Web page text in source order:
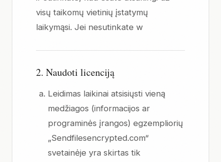
visų taikomų vietinių įstatymų
laikymąsi. Jei nesutinkate w
2. Naudoti licenciją
Leidimas laikinai atsisiųsti vieną
medžiagos (informacijos ar
programinės įrangos) egzempliorių
„Sendfilesencrypted.com“
svetainėje yra skirtas tik